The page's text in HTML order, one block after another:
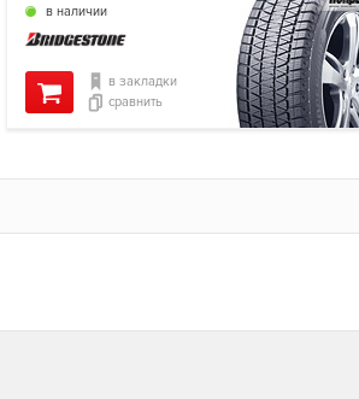
в наличии
в закладки
сравнить